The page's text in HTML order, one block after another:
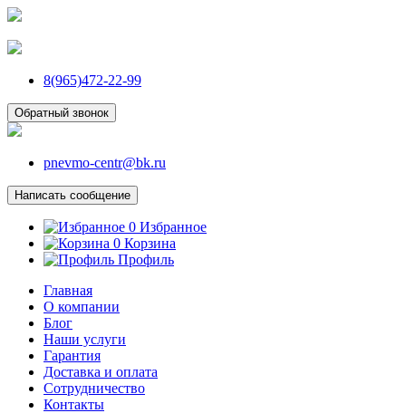
8(965)472-22-99
Обратный звонок
pnevmo-centr@bk.ru
Написать сообщение
0 Избранное
0 Корзина
Профиль
Главная
О компании
Блог
Наши услуги
Гарантия
Доставка и оплата
Сотрудничество
Контакты